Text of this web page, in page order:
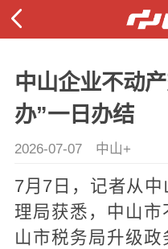
中山企业不动
办”一日办结
2026-07-07 中山+
7月7日，记者从
理局获悉，中山
山市税务局升级